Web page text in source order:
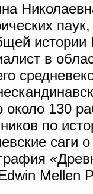
в
около 130
по
саги
Mellen